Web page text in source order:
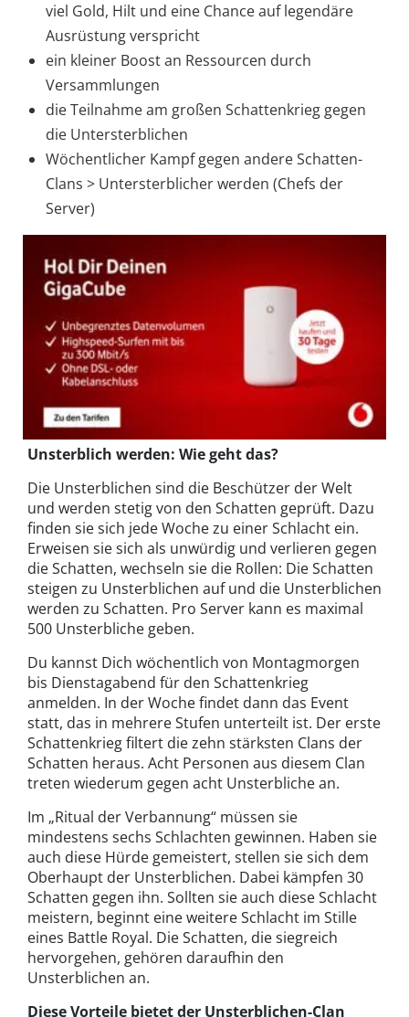
viel Gold, Hilt und eine Chance auf legendäre
Ausrüstung verspricht
ein kleiner Boost an Ressourcen durch
Versammlungen
die Teilnahme am großen Schattenkrieg gegen
die Untersterblichen
Wöchentlicher Kampf gegen andere Schatten-
Clans > Untersterblicher werden (Chefs der
Server)
Unsterblich werden: Wie geht das?
Die Unsterblichen sind die Beschützer der Welt
und werden stetig von den Schatten geprüft. Dazu
finden sie sich jede Woche zu einer Schlacht ein.
Erweisen sie sich als unwürdig und verlieren gegen
die Schatten, wechseln sie die Rollen: Die Schatten
steigen zu Unsterblichen auf und die Unsterblichen
werden zu Schatten. Pro Server kann es maximal
500 Unsterbliche geben.
Du kannst Dich wöchentlich von Montagmorgen
bis Dienstagabend für den Schattenkrieg
anmelden. In der Woche findet dann das Event
statt, das in mehrere Stufen unterteilt ist. Der erste
Schattenkrieg filtert die zehn stärksten Clans der
Schatten heraus. Acht Personen aus diesem Clan
treten wiederum gegen acht Unsterbliche an.
Im „Ritual der Verbannung“ müssen sie
mindestens sechs Schlachten gewinnen. Haben sie
auch diese Hürde gemeistert, stellen sie sich dem
Oberhaupt der Unsterblichen. Dabei kämpfen 30
Schatten gegen ihn. Sollten sie auch diese Schlacht
meistern, beginnt eine weitere Schlacht im Stille
eines Battle Royal. Die Schatten, die siegreich
hervorgehen, gehören daraufhin den
Unsterblichen an.
Diese Vorteile bietet der Unsterblichen-Clan